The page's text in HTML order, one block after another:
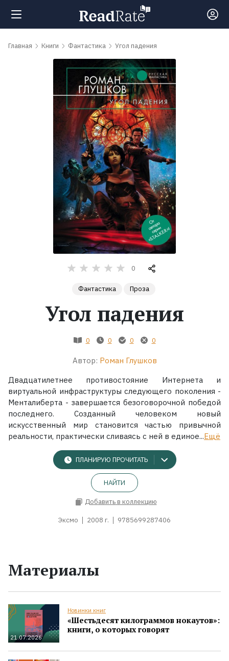
Поиск
Рейтинги
обсуждаемые
Экранизации
Главная Книги Фантастика Угол падения
0
Фантастика Проза
Угол падения
0 0 0 0
Автор: Роман Глушков
Двадцатилетнее противостояние Интернета и
виртуальной инфраструктуры следующего поколения -
Менталиберта - завершается безоговорочной победой
последнего. Созданный человеком новый
искусственный мир становится частью привычной
реальности, практически сливаясь с ней в единое...Ещё
ПЛАНИРУЮ ПРОЧИТАТЬ
НАЙТИ
Добавить в коллекцию
Эксмо 2008 г. 9785699287406
Материалы
21.07.2026
Новинки книг
«Шестьдесят килограммов нокаутов»:
книги, о которых говорят